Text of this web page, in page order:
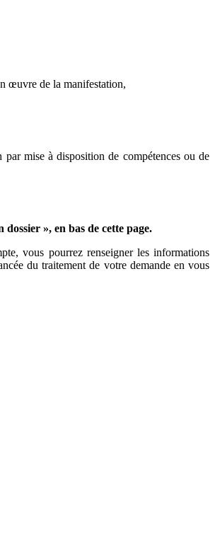
œuvre de la manifestation,
mise à disposition de compétences ou de
», en bas de cette page.
vous pourrez renseigner les informations
du traitement de votre demande en vous